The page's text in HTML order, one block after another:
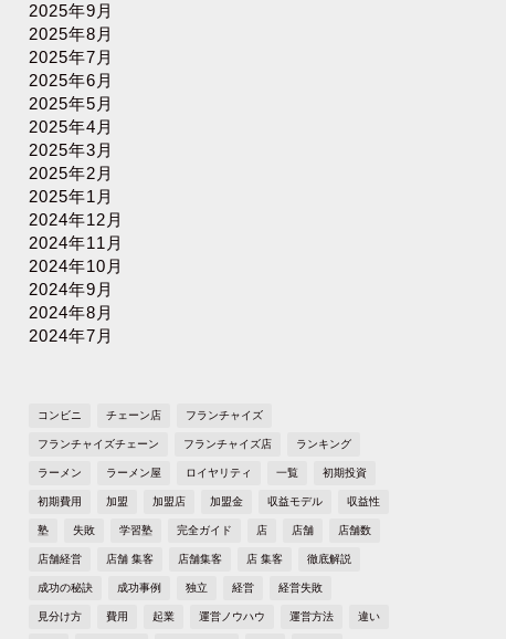
2025年9月
2025年8月
2025年7月
2025年6月
2025年5月
2025年4月
2025年3月
2025年2月
2025年1月
2024年12月
2024年11月
2024年10月
2024年9月
2024年8月
2024年7月
コンビニ チェーン店 フランチャイズ
フランチャイズチェーン フランチャイズ店 ランキング
ラーメン ラーメン屋 ロイヤリティ 一覧 初期投資
初期費用 加盟 加盟店 加盟金 収益モデル 収益性
塾 失敗 学習塾 完全ガイド 店 店舗 店舗数
店舗経営 店舗 集客 店舗集客 店 集客 徹底解説
成功の秘訣 成功事例 独立 経営 経営失敗
見分け方 費用 起業 運営ノウハウ 運営方法 違い